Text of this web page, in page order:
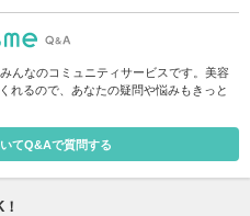
んなのコミュニティサービスです。美容
れるので、あなたの疑問や悩みもきっと
てQ&Aで質問する